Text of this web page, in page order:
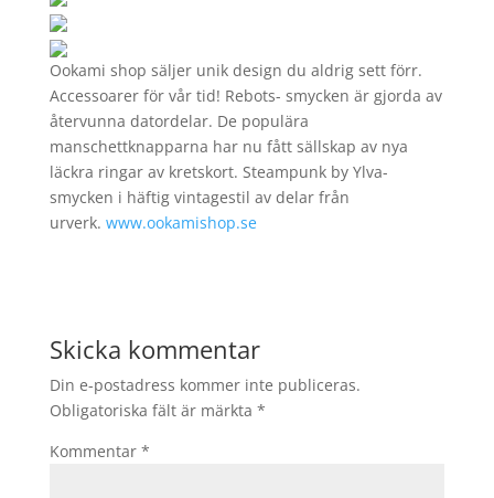
Ookami shop säljer unik design du aldrig sett förr.
Accessoarer för vår tid! Rebots- smycken är gjorda av
återvunna datordelar. De populära
manschettknapparna har nu fått sällskap av nya
läckra ringar av kretskort. Steampunk by Ylva-
smycken i häftig vintagestil av delar från
urverk. www.ookamishop.se
Skicka kommentar
Din e-postadress kommer inte publiceras.
Obligatoriska fält är märkta *
Kommentar *